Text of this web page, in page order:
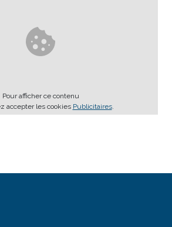
Pour afficher ce contenu
accepter les cookies Publicitaires.